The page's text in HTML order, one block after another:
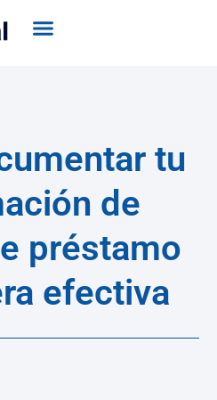
tu
de
préstamo
efectiva